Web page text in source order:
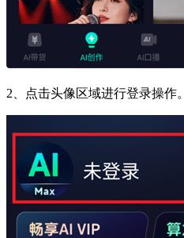
2、点击头像区域进行登录操作。